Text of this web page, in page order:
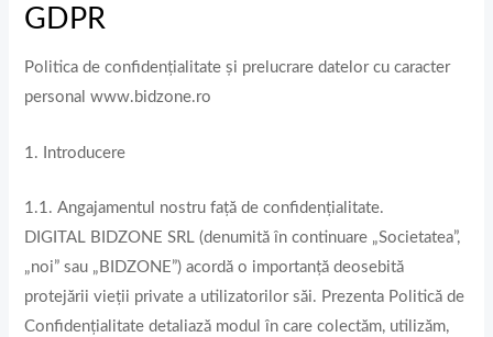
GDPR
Politica de confidențialitate și prelucrare datelor cu caracter
personal www.bidzone.ro
1. Introducere
1.1. Angajamentul nostru față de confidențialitate.
DIGITAL BIDZONE SRL (denumită în continuare „Societatea”,
„noi” sau „BIDZONE”) acordă o importanță deosebită
protejării vieții private a utilizatorilor săi. Prezenta Politică de
Confidențialitate detaliază modul în care colectăm, utilizăm,